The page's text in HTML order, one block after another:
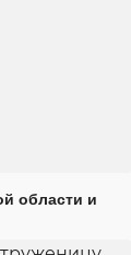
области и